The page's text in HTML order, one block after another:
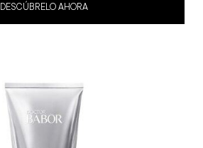
DESCÚBRELO AHORA